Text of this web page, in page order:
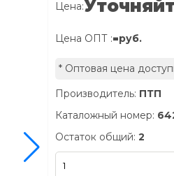
Цена:
Цена ОПТ :-руб.
* Оптовая цена
Производитель: ПТП
Каталожный номер:
Остаток общий: 2